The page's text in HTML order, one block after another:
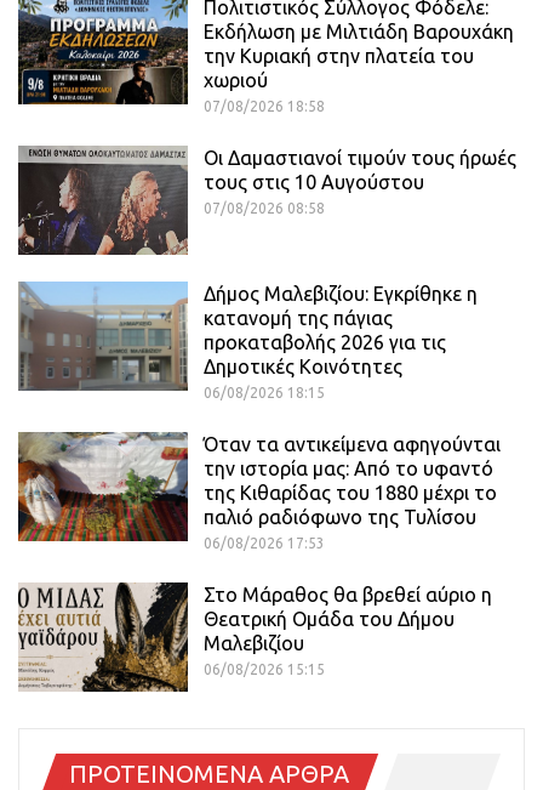
Πολιτιστικός Σύλλογος Φόδελε:
Εκδήλωση με Μιλτιάδη Βαρουχάκη
την Κυριακή στην πλατεία του
χωριού
07/08/2026 18:58
Οι Δαμαστιανοί τιμούν τους ήρωές
τους στις 10 Αυγούστου
07/08/2026 08:58
Δήμος Μαλεβιζίου: Εγκρίθηκε η
κατανομή της πάγιας
προκαταβολής 2026 για τις
Δημοτικές Κοινότητες
06/08/2026 18:15
Όταν τα αντικείμενα αφηγούνται
την ιστορία μας: Από το υφαντό
της Κιθαρίδας του 1880 μέχρι το
παλιό ραδιόφωνο της Τυλίσου
06/08/2026 17:53
Στο Μάραθος θα βρεθεί αύριο η
Θεατρική Ομάδα του Δήμου
Μαλεβιζίου
06/08/2026 15:15
ΠΡΟΤΕΙΝΟΜΕΝΑ ΑΡΘΡΑ